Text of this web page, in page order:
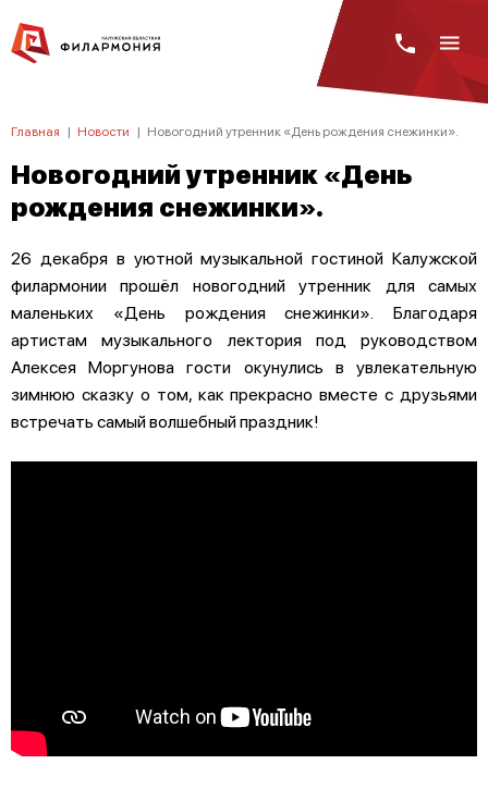
Главная | Новости | Новогодний утренник «День рождения снежинки».
Новогодний утренник «День
рождения снежинки».
26 декабря в уютной музыкальной гостиной Калужской
филармонии прошёл новогодний утренник для самых
маленьких «День рождения снежинки». Благодаря
артистам музыкального лектория под руководством
Алексея Моргунова гости окунулись в увлекательную
зимнюю сказку о том, как прекрасно вместе с друзьями
встречать самый волшебный праздник!